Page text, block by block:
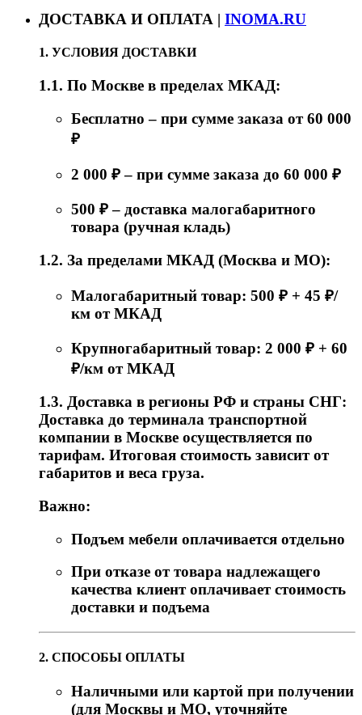
ДОСТАВКА И ОПЛАТА | INOMA.RU
1. УСЛОВИЯ ДОСТАВКИ
1.1. По Москве в пределах МКАД:
Бесплатно – при сумме заказа от 60 000
₽
2 000 ₽ – при сумме заказа до 60 000 ₽
500 ₽ – доставка малогабаритного
товара (ручная кладь)
1.2. За пределами МКАД (Москва и МО):
Малогабаритный товар: 500 ₽ + 45 ₽/
км от МКАД
Крупногабаритный товар: 2 000 ₽ + 60
₽/км от МКАД
1.3. Доставка в регионы РФ и страны СНГ:
Доставка до терминала транспортной
компании в Москве осуществляется по
тарифам. Итоговая стоимость зависит от
габаритов и веса груза.
Важно:
Подъем мебели оплачивается отдельно
При отказе от товара надлежащего
качества клиент оплачивает стоимость
доставки и подъема
2. СПОСОБЫ ОПЛАТЫ
Наличными или картой при получении
(для Москвы и МО, уточняйте